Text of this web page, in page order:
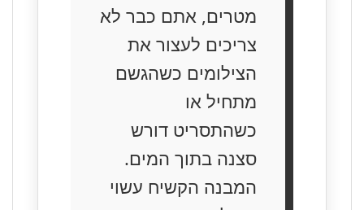
מטרים, אתם כבר לא
צריכים לעצור את
הצילומים כשהגשם
מתחיל או
כשהתסריט דורש
סצנה בתוך המים.
המבנה הקשיח עשוי